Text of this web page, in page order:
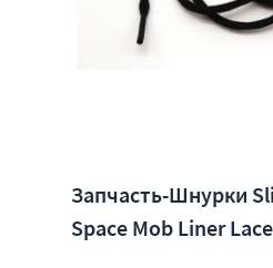
Запчасть-Шнурки
Space Mob Liner